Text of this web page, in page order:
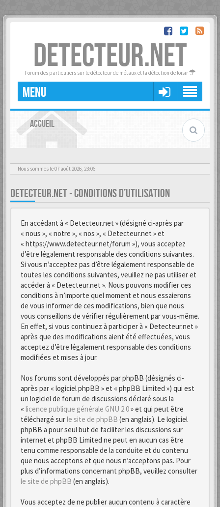
DETECTEUR.NET
Forum des particuliers sur le détecteur de métaux et la détection de loisir
MENU
ACCUEIL
Nous sommes le 07 août 2026, 23:06
DETECTEUR.NET - CONDITIONS D’UTILISATION
En accédant à « Detecteur.net » (désigné ci-après par
« nous », « notre », « nos », « Detecteur.net » et
« https://www.detecteur.net/forum »), vous acceptez
d’être légalement responsable des conditions suivantes.
Si vous n’acceptez pas d’être légalement responsable de
toutes les conditions suivantes, veuillez ne pas utiliser et
accéder à « Detecteur.net ». Nous pouvons modifier ces
conditions à n’importe quel moment et nous essaierons
de vous informer de ces modifications, bien que nous
vous conseillons de vérifier régulièrement par vous-même.
En effet, si vous continuez à participer à « Detecteur.net »
après que des modifications aient été effectuées, vous
acceptez d’être légalement responsable des conditions
modifiées et mises à jour.
Nos forums sont développés par phpBB (désignés ci-
après par « logiciel phpBB » et « phpBB Limited ») qui est
un logiciel de forum de discussions déclaré sous la
« licence publique générale GNU 2.0» et qui peut être
téléchargé surle site de phpBB (en anglais). Le logiciel
phpBB a pour seul but de faciliter les discussions sur
internet et phpBB Limited ne peut en aucun cas être
tenu comme responsable de la conduite et du contenu
que nous acceptons et que nous n’acceptons pas. Pour
plus d’informations concernant phpBB, veuillez consulter
le site de phpBB (en anglais).
Vous acceptez de ne publier aucun contenu à caractère